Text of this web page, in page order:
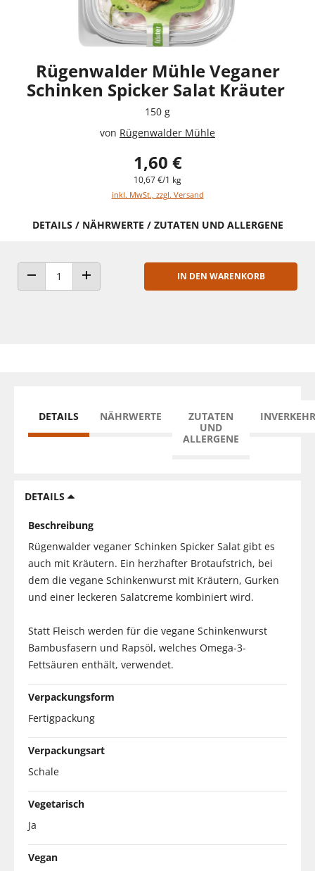
Rügenwalder Mühle Veganer
Schinken Spicker Salat Kräuter
150 g
von Rügenwalder Mühle
1,60 €
10,67 €/1 kg
inkl. MwSt., zzgl. Versand
DETAILS / NÄHRWERTE / ZUTATEN UND ALLERGENE
ANZAHL VERRINGERNANZAHL ERHÖHEN
IN DEN WARENKORB
DETAILS NÄHRWERTE
ZUTATEN
UND
ALLERGENE
DETAILS
Beschreibung
Rügenwalder veganer Schinken Spicker Salat gibt es
auch mit Kräutern. Ein herzhafter Brotaufstrich, bei
dem die vegane Schinkenwurst mit Kräutern, Gurken
und einer leckeren Salatcreme kombiniert wird.
Statt Fleisch werden für die vegane Schinkenwurst
Bambusfasern und Rapsöl, welches Omega-3-
Fettsäuren enthält, verwendet.
Verpackungsform
Fertigpackung
Verpackungsart
Schale
Vegetarisch
Ja
Vegan